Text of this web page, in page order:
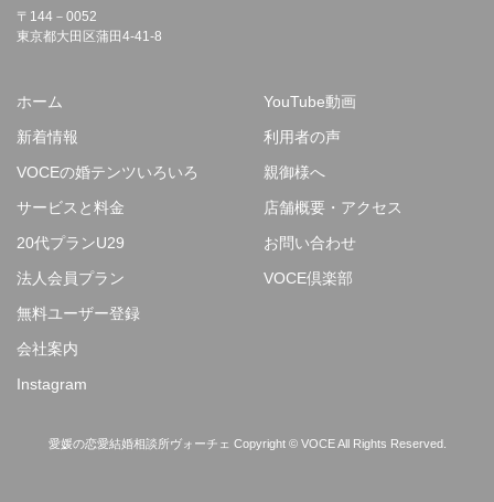
〒144－0052
東京都大田区蒲田4-41-8
ホーム
新着情報
VOCEの婚テンツいろいろ
サービスと料金
20代プランU29
法人会員プラン
YouTube動画
利用者の声
親御様へ
店舗概要・アクセス
お問い合わせ
VOCE倶楽部
無料ユーザー登録
会社案内
Instagram
愛媛の恋愛結婚相談所ヴォーチェ Copyright © VOCE All Rights Reserved.